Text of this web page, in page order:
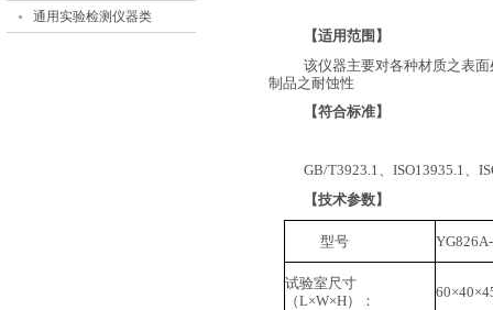
通用实验检测仪器类
【适用范围】
该仪器主要对各种材质之表
制品之耐蚀性
【符合标准】
GB/T3923.1、ISO13935.1、
【技术参数】
型号
试验室尺寸
（L×W×H）：